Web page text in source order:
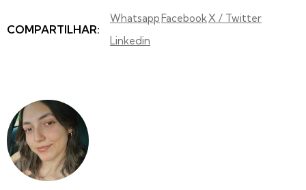
COMPARTILHAR:
Whatsapp FacebookX / Twitter
Linkedin